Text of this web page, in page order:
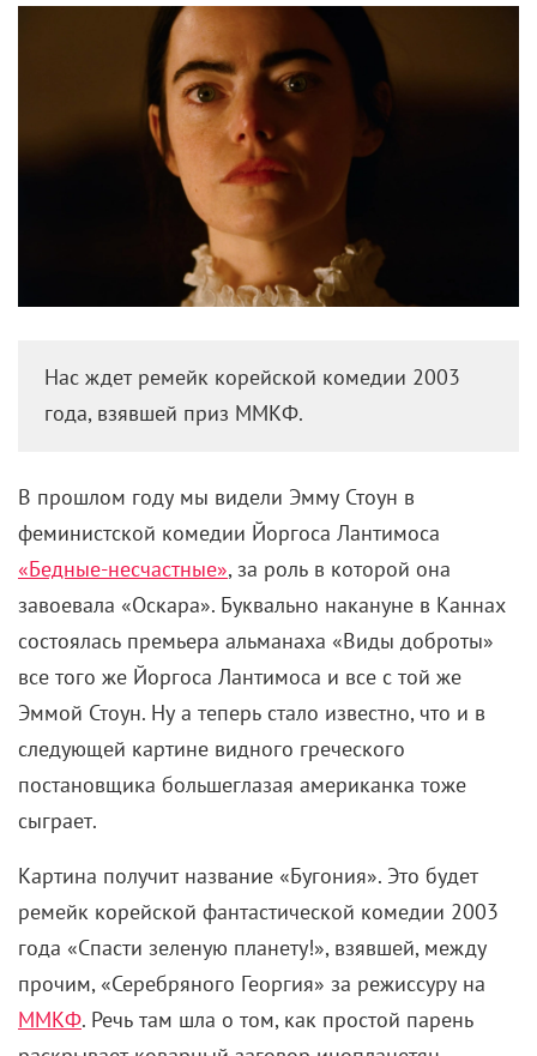
Нас ждет ремейк корейской комедии 2003
года, взявшей приз ММКФ.
В прошлом году мы видели Эмму Стоун в
феминистской комедии Йоргоса Лантимоса
«Бедные-несчастные», за роль в которой она
завоевала «Оскара». Буквально накануне в Каннах
состоялась премьера альманаха «Виды доброты»
все того же Йоргоса Лантимоса и все с той же
Эммой Стоун. Ну а теперь стало известно, что и в
следующей картине видного греческого
постановщика большеглазая американка тоже
сыграет.
Картина получит название «Бугония». Это будет
ремейк корейской фантастической комедии 2003
года «Спасти зеленую планету!», взявшей, между
прочим, «Серебряного Георгия» за режиссуру на
ММКФ. Речь там шла о том, как простой парень